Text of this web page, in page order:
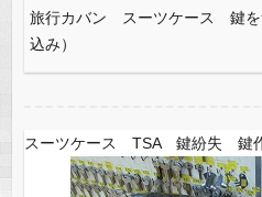
旅行カバン スーツケース 鍵
込み）
スーツケース TSA 鍵紛失 鍵作